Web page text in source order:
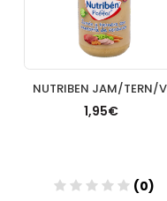
1,95€
(0)